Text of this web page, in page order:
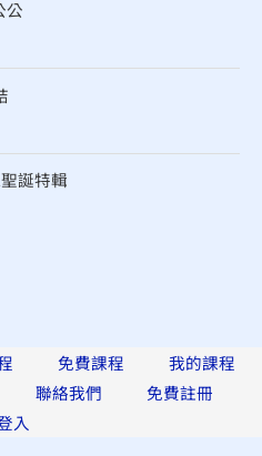
公
誕特輯
免費課程
我的課程
聯絡我們
免費註冊
入